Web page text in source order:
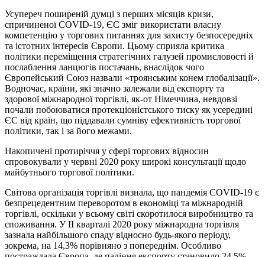
Усупереч поширеній думці з перших місяців кризи,
спричиненої COVID-19, ЄС зміг використати власну
компетенцію у торгових питаннях для захисту безпосередніх
та істотних інтересів Європи. Цьому сприяла критика
політики переміщення стратегічних галузей промисловості й
послаблення ланцюгів постачань, внаслідок чого
Європейський Союз назвали «троянським конем глобалізації».
Водночас, країни, які значно залежали від експорту та
здорової міжнародної торгівлі, як-от Німеччина, невдовзі
почали побоюватися протекціоністського тиску як усередині
ЄС від країн, що піддавали сумніву ефективність торгової
політики, так і за його межами.
Накопичені протиріччя у сфері торгових відносин
спровокували у червні 2020 року широкі консультації щодо
майбутнього торгової політики.
Світова організація торгівлі визнала, що пандемія COVID-19 є
безпрецедентним переворотом в економіці та міжнародній
торгівлі, оскільки у всьому світі скоротилося виробництво та
споживання. У ІІ кварталі 2020 року міжнародна торгівля
зазнала найбільшого спаду відносно будь-якого періоду,
зокрема, на 14,3% порівняно з попереднім. Особливо